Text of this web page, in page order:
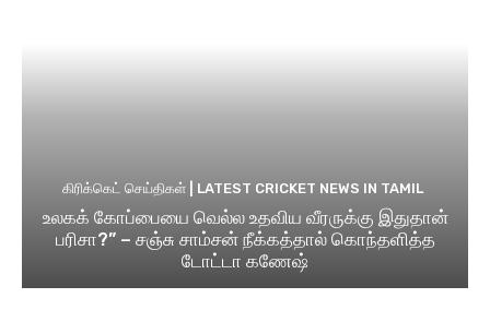
கிரிக்கெட் செய்திகள் | LATEST CRICKET NEWS IN TAMIL
உலகக் கோப்பையை வெல்ல உதவிய வீரருக்கு இதுதான்
பரிசா?” – சஞ்சு சாம்சன் நீக்கத்தால் கொந்தளித்த
டோட்டா கணேஷ்